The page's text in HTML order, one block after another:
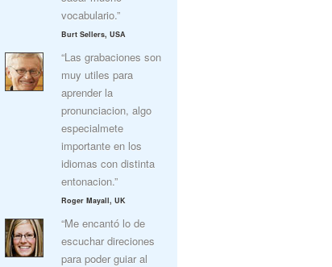
vocabulario.”
Burt Sellers, USA
“Las grabaciones son
muy utiles para
aprender la
pronunciacion, algo
especialmete
importante en los
idiomas con distinta
entonacion.”
Roger Mayall, UK
“Me encantó lo de
escuchar direciones
para poder guiar al